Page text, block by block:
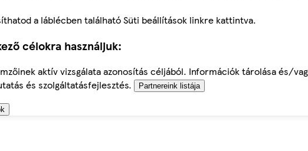
a láblécben található Süti beállítások linkre kattintva.
célokra használjuk:
aktív vizsgálata azonosítás céljából. Információk tárolása és/
és szolgáltatásfejlesztés.
Partnereink listája